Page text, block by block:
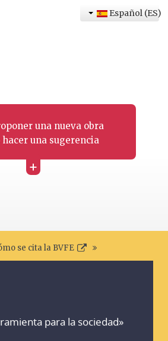
una nueva obra
hacer una sugerencia
+
Español (ES)
se cita la BVFE
para la sociedad»